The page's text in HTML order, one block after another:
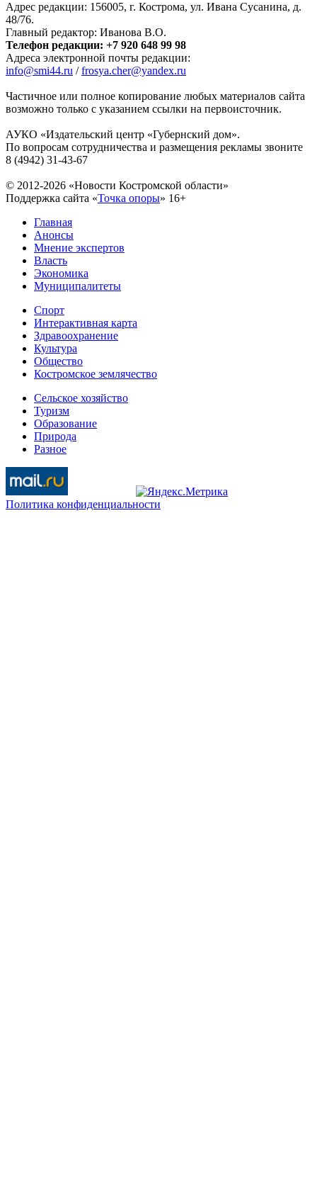
Адрес редакции: 156005, г. Кострома, ул. Ивана Сусанина, д.
48/76.
Главный редактор: Иванова В.О.
Телефон редакции: +7 920 648 99 98
Адреса электронной почты редакции:
info@smi44.ru /frosya.cher@yandex.ru
Частичное или полное копирование любых материалов сайта
возможно только с указанием ссылки на первоисточник.
АУКО «Издательский центр «Губернский дом».
По вопросам сотрудничества и размещения рекламы звоните
8 (4942) 31-43-67
© 2012-2026 «Новости Костромской области»
Поддержка сайта «Точка опоры» 16+
Главная
Анонсы
Мнение экспертов
Власть
Экономика
Муниципалитеты
Спорт
Интерактивная карта
Здравоохранение
Культура
Общество
Костромское землячество
Сельское хозяйство
Туризм
Образование
Природа
Разное
Политика конфиденциальности